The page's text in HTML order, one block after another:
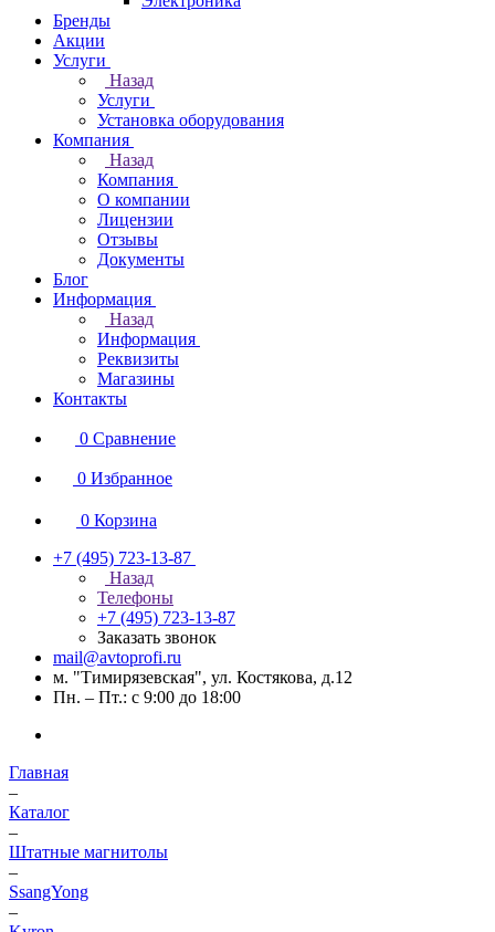
Бренды
Акции
Услуги
Назад
Услуги
Установка оборудования
Компания
Назад
Компания
О компании
Лицензии
Отзывы
Документы
Блог
Информация
Назад
Информация
Реквизиты
Магазины
Контакты
0 Сравнение
0 Избранное
0 Корзина
+7 (495) 723-13-87
Назад
Телефоны
+7 (495) 723-13-87
Заказать звонок
mail@avtoprofi.ru
м. "Тимирязевская", ул. Костякова, д.12
Пн. – Пт.: с 9:00 до 18:00
Главная
–
Каталог
–
Штатные магнитолы
–
SsangYong
–